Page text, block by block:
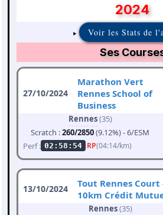
2024
Voir les Stats de
Ses
27/10/2024
Marathon Vert
Rennes School of
Business
Rennes(35)
Scratch :260/2850(9.12%) - 6/ESM
Perf : 02:58:54 RP(04:14/km)
13/10/2024
Tout Rennes Court
10km Crédit
Rennes(35)